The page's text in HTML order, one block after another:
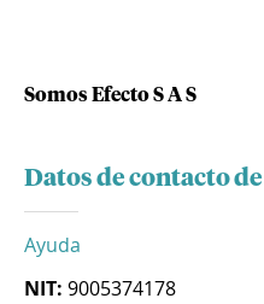
Somos Efecto S A S
Datos de contacto de
Ayuda
NIT: 9005374178